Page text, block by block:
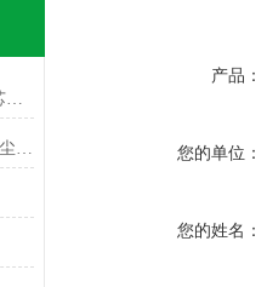
粉末清理对除尘滤芯过滤效率和滤芯寿命的影响
提升磨粉效率：PIB210072石磨机吸尘滤芯的关键作用
产品：
您的单位：
您的姓名：